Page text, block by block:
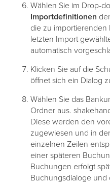
Wählen Sie im Drop-
Importdefinitionen
die zu importierenden
letzten Import
automatisch
Klicken Sie auf die
öffnet sich ein Dialog
Wählen Sie das
Ordner aus.
Diese werden den
zugewiesen und in
einzelnen Zeilen
einer späteren
Buchungen erfolgt
Buchungsdialoge und